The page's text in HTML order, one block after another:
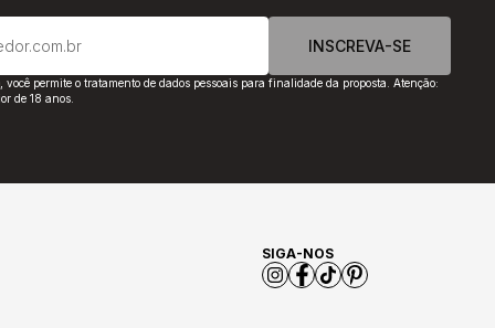
INSCREVA-SE
você permite o tratamento de dados pessoais para finalidade da proposta. Atenção:
de 18 anos.
SIGA-NOS